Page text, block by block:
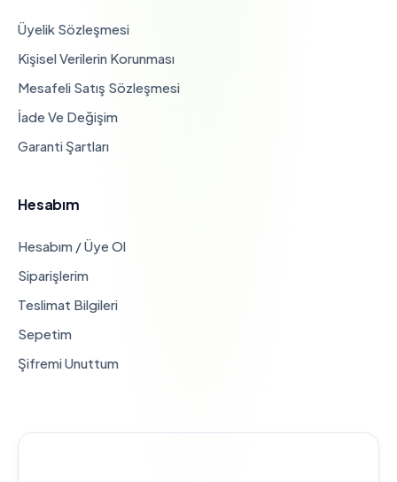
Üyelik Sözleşmesi
Kişisel Verilerin Korunması
Mesafeli Satış Sözleşmesi
İade Ve Değişim
Garanti Şartları
Hesabım
Hesabım / Üye Ol
Siparişlerim
Teslimat Bilgileri
Sepetim
Şifremi Unuttum